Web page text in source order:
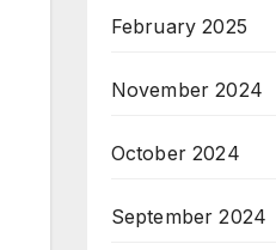
February 2025
November 2024
October 2024
September 2024